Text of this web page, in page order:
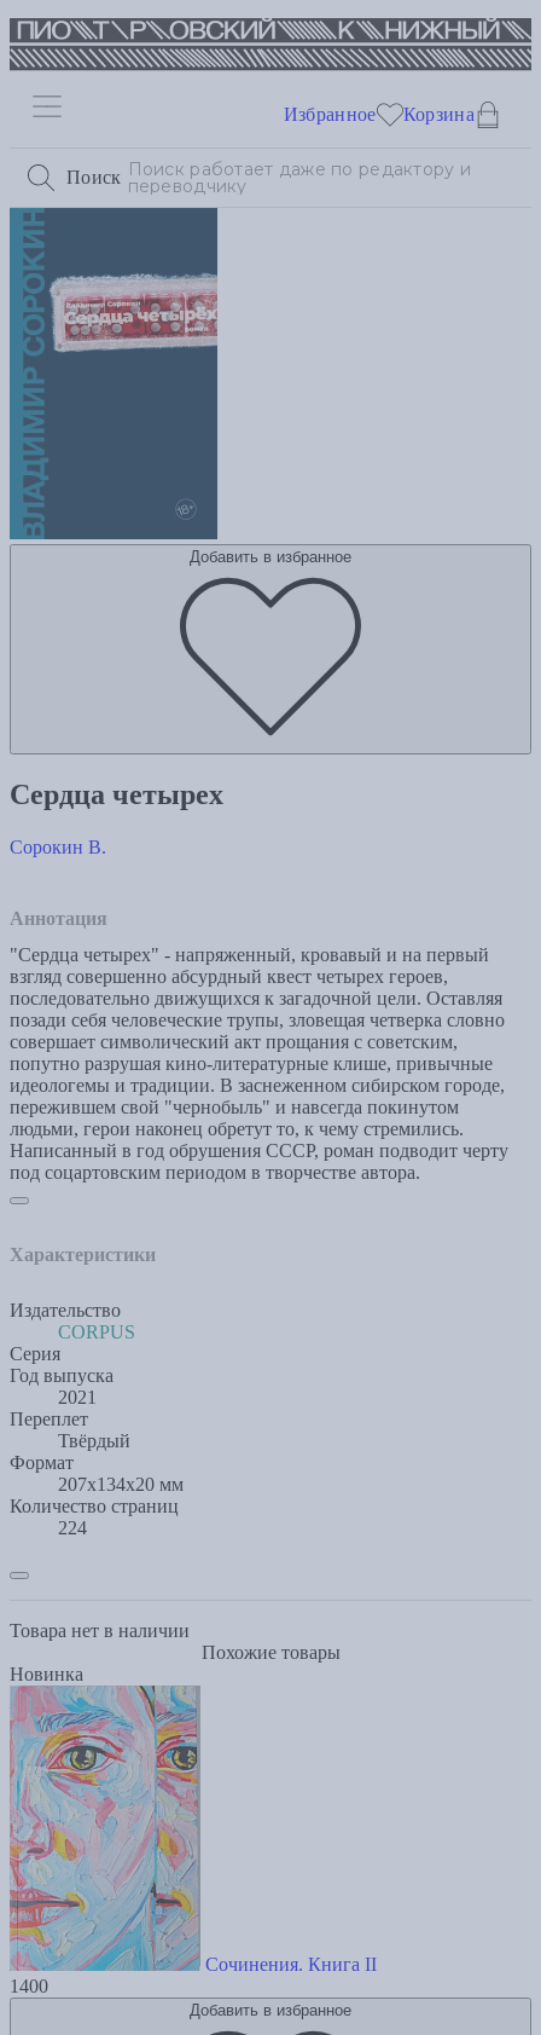
Поиск
Избранное Корзина
Добавить в избранное
Сердца четырех
Сорокин В.
Аннотация
"Сердца четырех" - напряженный, кровавый и на первый
взгляд совершенно абсурдный квест четырех героев,
последовательно движущихся к загадочной цели. Оставляя
позади себя человеческие трупы, зловещая четверка словно
совершает символический акт прощания с советским,
попутно разрушая кино-литературные клише, привычные
идеологемы и традиции. В заснеженном сибирском городе,
пережившем свой "чернобыль" и навсегда покинутом
людьми, герои наконец обретут то, к чему стремились.
Написанный в год обрушения СССР, роман подводит черту
под соцартовским периодом в творчестве автора.
Характеристики
Издательство
CORPUS
Серия
Год выпуска
2021
Переплет
Твёрдый
Формат
207x134x20 мм
Количество страниц
224
Товара нет в наличии
Похожие товары
Новинка
Сочинения. Книга II
1400
Добавить в избранное